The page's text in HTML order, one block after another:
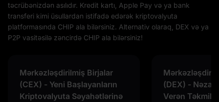
təcrübənizdən asılıdır. Kredit kartı, Apple Pay və ya bank
transferi kimi üsullardan istifadə edərək kriptovalyuta
platformasında CHIP ala bilərsiniz. Alternativ olaraq, DEX və ya
P2P vasitəsilə zəncirdə CHIP ala bilərsiniz!
Mərkəzləşdirilmiş Birjalar
(CEX) - Yeni Başlayanların
Kriptovalyuta Səyahətlərinə
(DEX) -
Verən